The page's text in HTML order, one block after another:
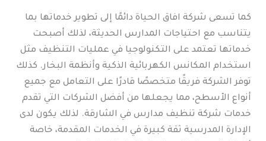
كما تسعى شركة افاق الحياة دائمًا إلى تطوير خدماتها بما
يتناسب مع احتياجات المدارس الحديثة، لذلك أصبحت
خدماتها تعتمد على التكنولوجيا في عمليات التنظيف مثل
استخدام المكانس الكهربائية الذكية وأنظمة البخار. كذلك
توفر الشركة فريقًا متخصصًا قادرًا على التعامل مع جميع
أنواع الأسطح، مما يجعلها من أفضل الشركات التي تقدم
خدمات شركة تنظيف مدارس في الشارقة. لذلك يكون لدى
الإدارة المدرسية ثقة كبيرة في الخدمات المقدمة، خاصة